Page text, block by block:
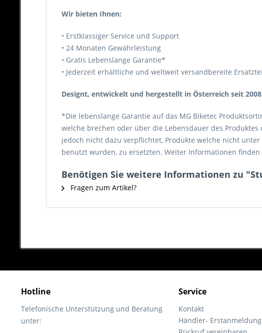
Wir bieten Ihnen:
• Erstklassiger Service und Support
• 24 Monaten Gewährleistung
• Gratis Lebenslange Garantie*
• Jederzeit erhältliche und weltweit versandbereite
Designt, entwickelt und hergestellt in Österreich seit
*Die lebenslange Garantie auf das MG Biketec
welche brechen oder über die Lebensdauer des
jedoch nicht dazu verpflichtet, Produkte welche nicht
benutzt wurden, zu ersetzten. Weiter Informationen
Benötigen Sie weitere Informationen zu
Fragen zum Artikel?
Hotline
Telefonische Unterstützung und Beratung
unter:
Service
Kontakt
Händler- Erstanmeldung